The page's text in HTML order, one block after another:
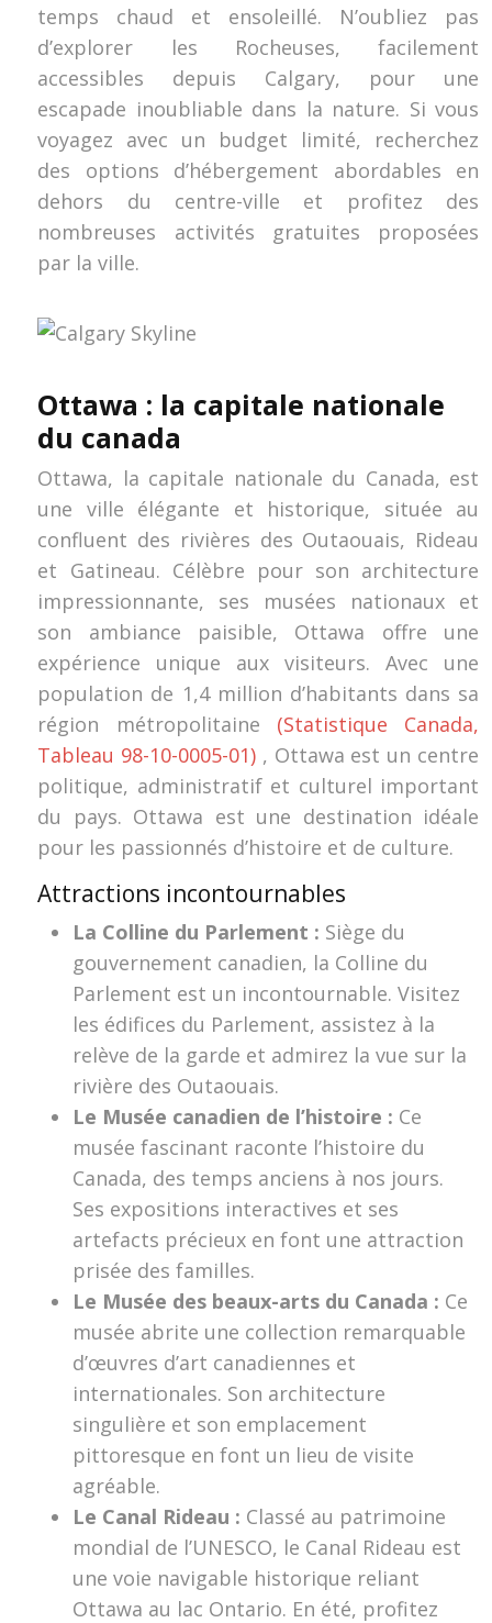
temps chaud et ensoleillé. N’oubliez pas
d’explorer les Rocheuses, facilement
accessibles depuis Calgary, pour une
escapade inoubliable dans la nature. Si vous
voyagez avec un budget limité, recherchez
des options d’hébergement abordables en
dehors du centre-ville et profitez des
nombreuses activités gratuites proposées
par la ville.
Ottawa : la capitale nationale
du canada
Ottawa, la capitale nationale du Canada, est
une ville élégante et historique, située au
confluent des rivières des Outaouais, Rideau
et Gatineau. Célèbre pour son architecture
impressionnante, ses musées nationaux et
son ambiance paisible, Ottawa offre une
expérience unique aux visiteurs. Avec une
population de 1,4 million d’habitants dans sa
région métropolitaine (Statistique Canada,
Tableau 98-10-0005-01) , Ottawa est un centre
politique, administratif et culturel important
du pays. Ottawa est une destination idéale
pour les passionnés d’histoire et de culture.
Attractions incontournables
La Colline du Parlement : Siège du
gouvernement canadien, la Colline du
Parlement est un incontournable. Visitez
les édifices du Parlement, assistez à la
relève de la garde et admirez la vue sur la
rivière des Outaouais.
Le Musée canadien de l’histoire : Ce
musée fascinant raconte l’histoire du
Canada, des temps anciens à nos jours.
Ses expositions interactives et ses
artefacts précieux en font une attraction
prisée des familles.
Le Musée des beaux-arts du Canada : Ce
musée abrite une collection remarquable
d’œuvres d’art canadiennes et
internationales. Son architecture
singulière et son emplacement
pittoresque en font un lieu de visite
agréable.
Le Canal Rideau : Classé au patrimoine
mondial de l’UNESCO, le Canal Rideau est
une voie navigable historique reliant
Ottawa au lac Ontario. En été, profitez